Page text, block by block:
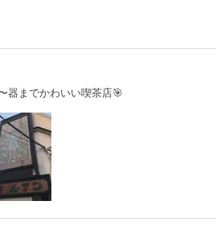
器までかわいい喫茶店🎯